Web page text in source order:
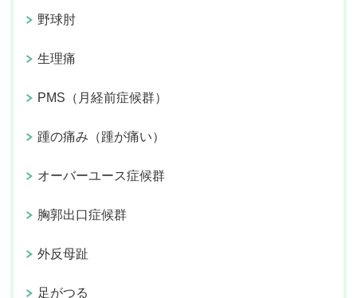
野球肘
生理痛
PMS（月経前症候群）
踵の痛み（踵が痛い）
オーバーユース症候群
胸郭出口症候群
外反母趾
足がつる